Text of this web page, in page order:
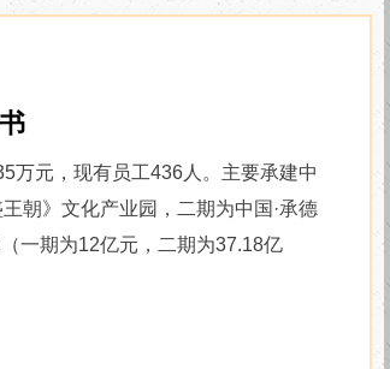
万元，现有员工436人。主要承建中
朝》文化产业园，二期为中国·承德
一期为12亿元，二期为37.18亿